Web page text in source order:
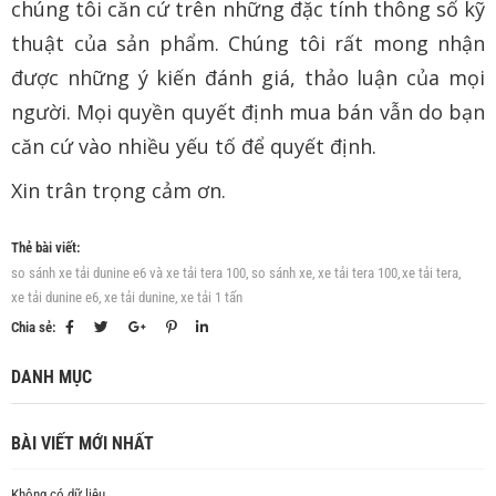
chúng tôi căn cứ trên những đặc tính thông số kỹ
thuật của sản phẩm. Chúng tôi rất mong nhận
được những ý kiến đánh giá, thảo luận của mọi
người. Mọi quyền quyết định mua bán vẫn do bạn
căn cứ vào nhiều yếu tố để quyết định.
Xin trân trọng cảm ơn.
Thẻ bài viết:
so sánh xe tải dunine e6 và xe tải tera 100, so sánh xe, xe tải tera 100, xe tải tera,
xe tải dunine e6, xe tải dunine, xe tải 1 tấn
Chia sẻ:
DANH MỤC
BÀI VIẾT MỚI NHẤT